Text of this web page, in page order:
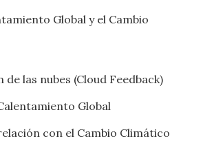
Global y el Cambio
las nubes (Cloud Feedback)
Global
con el Cambio Climático